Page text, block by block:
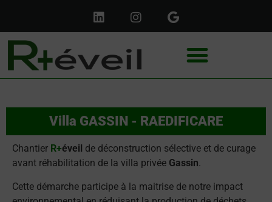
Villa GASSIN - RAEDIFICARE
Chantier R+éveil de déconstruction sélective et de curage
avant réhabilitation de la villa privée Gassin.
Cette démarche participe à la maitrise de notre impact